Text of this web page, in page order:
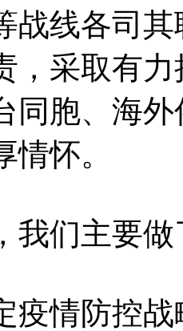
战线各司
，采取有
同胞、海
怀。
我们主要
疫情防控